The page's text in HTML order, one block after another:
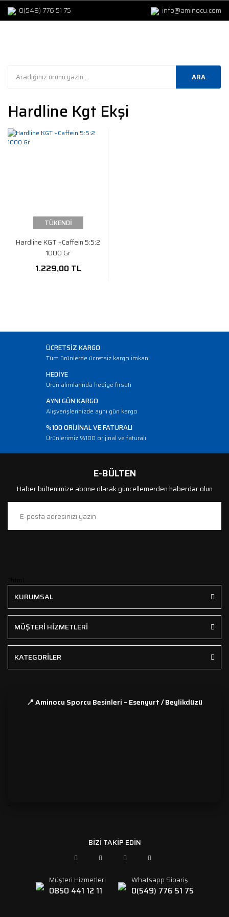
0(549) 776 51 75 info@aminocu.com
ARA
Hardline Kgt Ekşi
TÜKENDİ
Hardline KGT +Caffein 5:5:2
1000 Gr
1.229,00 TL
ÜCRETSİZ KARGO
Tüm ürünlerde ücretsiz kargo imkanı
HEDİYE
Ürün alımlarında hediye fırsatı
AYNI GÜN KARGO
Alışverişlerinizde aynı gün kargo
%100 ORİJİNAL VE FATURALI
Ürünlerimiz %100 orijinal ve faturalı
E-BÜLTEN
Haber bültenimize abone olarak güncellemerden haberdar olun
KURUMSAL
MÜŞTERİ HİZMETLERİ
KATEGORİLER
📍 Aminocu Sporcu Besinleri – Esenyurt / Beylikdüzü
BİZİ TAKİP EDİN
Müşteri Hizmetleri
0850 441 12 11
Whatsapp Sipariş
0(549) 776 51 75